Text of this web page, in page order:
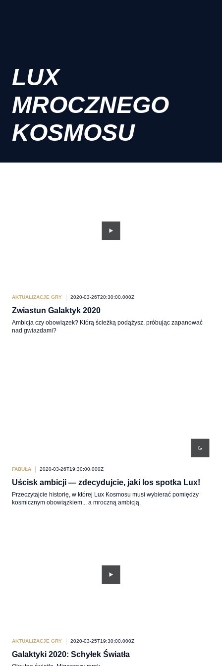
LUX
MROCZNEGO
KOSMOSU
AKTUALIZACJE GRY 2020-03-26T20:30:00.000Z
Zwiastun Galaktyk 2020
Ambicja czy obowiązek? Którą ścieżką podążysz, próbując zapanować
nad gwiazdami?
FABUŁA 2020-03-26T19:30:00.000Z
Uścisk ambicji — zdecydujcie, jaki los spotka Lux!
Przeczytajcie historię, w której Lux Kosmosu musi wybierać pomiędzy
kosmicznym obowiązkiem... a mroczną ambicją.
AKTUALIZACJE GRY 2020-03-25T19:30:00.000Z
Galaktyki 2020: Schyłek Światła